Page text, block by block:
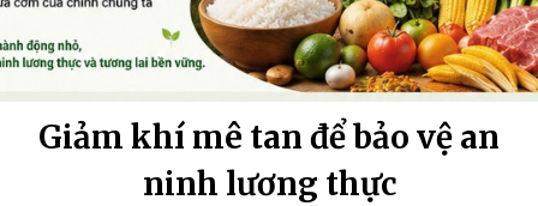
Giảm khí mê tan để bảo vệ an
ninh lương thực